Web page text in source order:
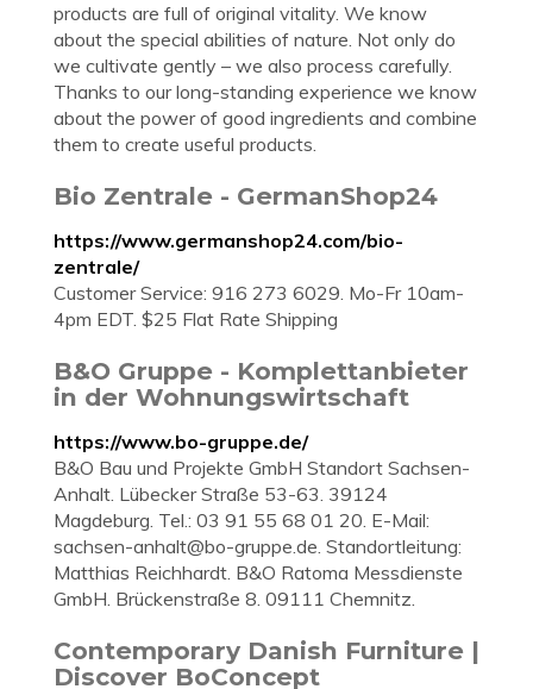
products are full of original vitality. We know
about the special abilities of nature. Not only do
we cultivate gently – we also process carefully.
Thanks to our long-standing experience we know
about the power of good ingredients and combine
them to create useful products.
Bio Zentrale - GermanShop24
https://www.germanshop24.com/bio-
zentrale/
Customer Service: 916 273 6029. Mo-Fr 10am-
4pm EDT. $25 Flat Rate Shipping
B&O Gruppe - Komplettanbieter
in der Wohnungswirtschaft
https://www.bo-gruppe.de/
B&O Bau und Projekte GmbH Standort Sachsen-
Anhalt. Lübecker Straße 53-63. 39124
Magdeburg. Tel.: 03 91 55 68 01 20. E-Mail:
sachsen-anhalt@bo-gruppe.de. Standortleitung:
Matthias Reichhardt. B&O Ratoma Messdienste
GmbH. Brückenstraße 8. 09111 Chemnitz.
Contemporary Danish Furniture |
Discover BoConcept